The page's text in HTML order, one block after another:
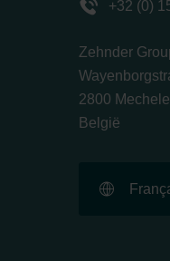
+32 (0)
Zehnder
2800
België